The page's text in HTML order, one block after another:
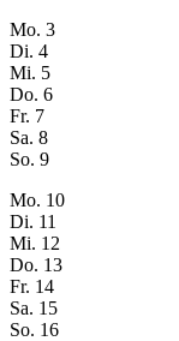
Mo. 3
Di. 4
Mi. 5
Do. 6
Fr. 7
Sa. 8
So. 9
Mo. 10
Di. 11
Mi. 12
Do. 13
Fr. 14
Sa. 15
So. 16